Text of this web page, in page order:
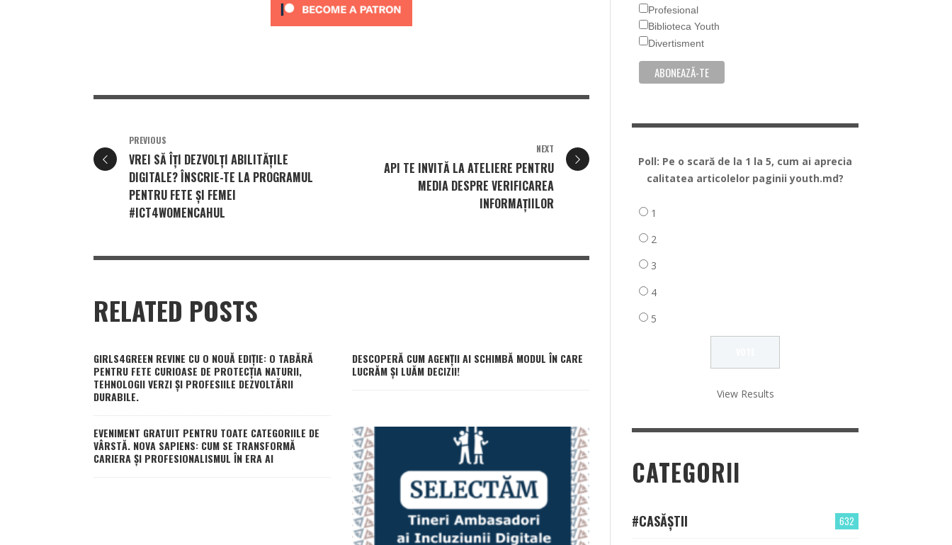
PREVIOUS
VREI SĂ ÎȚI DEZVOLȚI ABILITĂȚILE
DIGITALE? ÎNSCRIE-TE LA PROGRAMUL
PENTRU FETE ȘI FEMEI
#ICT4WOMENCAHUL
NEXT
API TE INVITĂ LA ATELIERE PENTRU
MEDIA DESPRE VERIFICAREA
INFORMAȚIILOR
RELATED POSTS
GIRLS4GREEN REVINE CU O NOUĂ EDIȚIE: O TABĂRĂ
PENTRU FETE CURIOASE DE PROTECȚIA NATURII,
TEHNOLOGII VERZI ȘI PROFESIILE DEZVOLTĂRII
DURABILE.
DESCOPERĂ CUM AGENȚII AI SCHIMBĂ MODUL ÎN CARE
LUCRĂM ȘI LUĂM DECIZII!
EVENIMENT GRATUIT PENTRU TOATE CATEGORIILE DE
VÂRSTĂ. NOVA SAPIENS: CUM SE TRANSFORMĂ
CARIERA ȘI PROFESIONALISMUL ÎN ERA AI
Profesional
Biblioteca Youth
Divertisment
Poll: Pe o scară de la 1 la 5, cum ai aprecia
calitatea articolelor paginii youth.md?
1
2
3
4
5
View Results
CATEGORII
632
#CASĂȘTII